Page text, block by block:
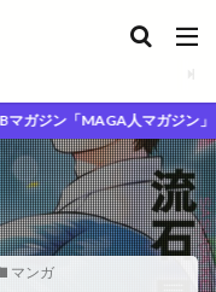
人マガジン」
マンガ